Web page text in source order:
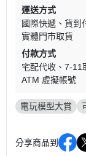
運送方式
國際快遞
貨到
實體門市取貨
付款方式
宅配代收
7-11
ATM 虛擬帳號
電玩模型大賞
分享商品到